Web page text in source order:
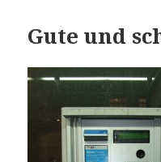
Gute und